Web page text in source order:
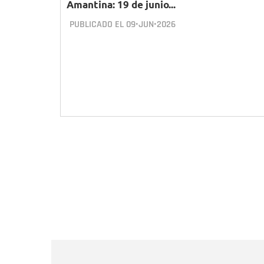
Amantina: 19 de junio...
PUBLICADO EL 09•JUN•2026